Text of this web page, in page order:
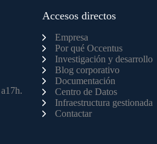
Accesos directos
Empresa
Por qué Occentus
Investigación y desarrollo
Blog corporativo
Documentación
Centro de Datos
Infraestructura gestionada
Contactar